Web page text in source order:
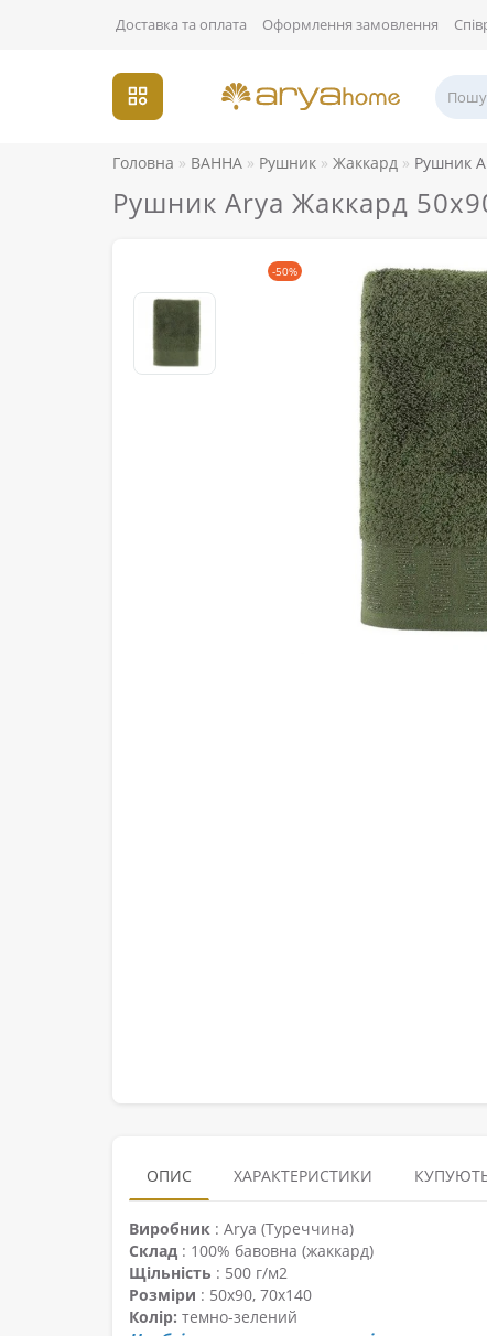
Доставка та оплата Оформлення замовлення
Головна ВАННА Рушник Жаккард Рушник
Рушник Arya Жаккард
-50%
ОПИС ХАРАКТЕРИСТИКИ
Виробник : Arya (Туреччина)
Склад : 100% бавовна (жаккард)
Щільність : 500 г/м2
Розміри : 50х90, 70х140
Колір: темно-зелений